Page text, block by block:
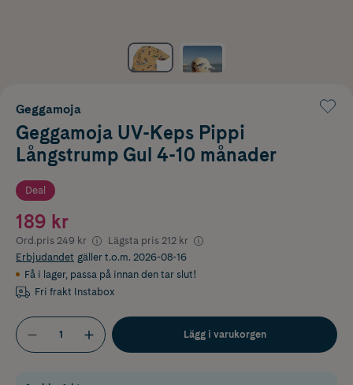
Geggamoja
Geggamoja UV-Keps Pippi
Långstrump Gul 4-10 månader
Deal
189 kr
Ord.pris 249 kr Lägsta pris 212 kr
Erbjudandet gäller t.o.m. 2026-08-16
Få i lager, passa på innan den tar slut!
Fri frakt Instabox
Lägg i varukorgen